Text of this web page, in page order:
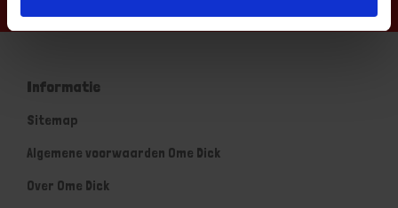
Informatie
Sitemap
Algemene voorwaarden Ome Dick
Over Ome Dick